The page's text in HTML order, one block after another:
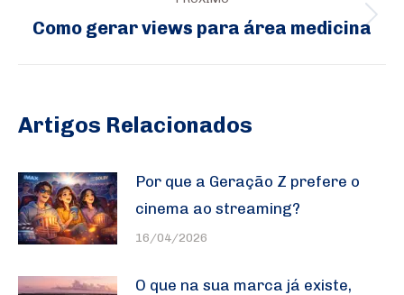
Próximo
Como gerar views para área medicina
Artigos Relacionados
Por que a Geração Z prefere o
cinema ao streaming?
16/04/2026
O que na sua marca já existe,